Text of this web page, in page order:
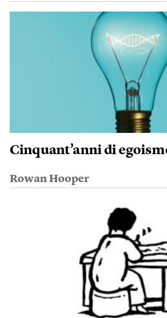
Cinquant’anni di
Rowan Hooper